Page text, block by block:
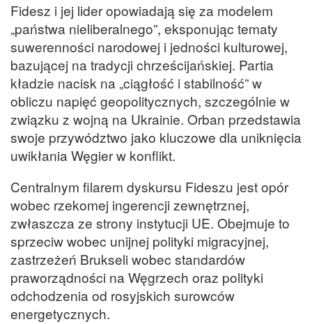
Fidesz i jej lider opowiadają się za modelem
„państwa nieliberalnego”, eksponując tematy
suwerenności narodowej i jedności kulturowej,
bazującej na tradycji chrześcijańskiej. Partia
kładzie nacisk na „ciągłość i stabilność” w
obliczu napięć geopolitycznych, szczególnie w
związku z wojną na Ukrainie. Orban przedstawia
swoje przywództwo jako kluczowe dla uniknięcia
uwikłania Węgier w konflikt.
Centralnym filarem dyskursu Fideszu jest opór
wobec rzekomej ingerencji zewnętrznej,
zwłaszcza ze strony instytucji UE. Obejmuje to
sprzeciw wobec unijnej polityki migracyjnej,
zastrzeżeń Brukseli wobec standardów
praworządności na Węgrzech oraz polityki
odchodzenia od rosyjskich surowców
energetycznych.